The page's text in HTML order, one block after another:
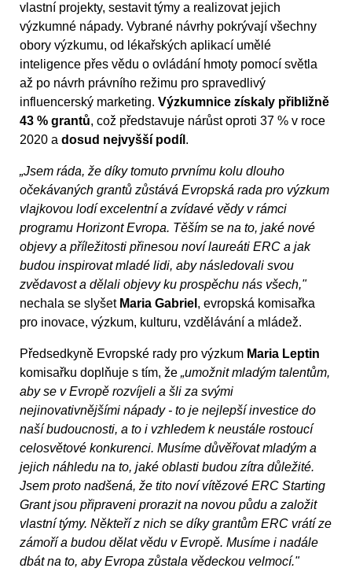
vlastní projekty, sestavit týmy a realizovat jejich
výzkumné nápady. Vybrané návrhy pokrývají všechny
obory výzkumu, od lékařských aplikací umělé
inteligence přes vědu o ovládání hmoty pomocí světla
až po návrh právního režimu pro spravedlivý
influencerský marketing. Výzkumnice získaly přibližně
43 % grantů, což představuje nárůst oproti 37 % v roce
2020 a dosud nejvyšší podíl .
„Jsem ráda, že díky tomuto prvnímu kolu dlouho
očekávaných grantů zůstává Evropská rada pro výzkum
vlajkovou lodí excelentní a zvídavé vědy v rámci
programu Horizont Evropa. Těším se na to, jaké nové
objevy a příležitosti přinesou noví laureáti ERC a jak
budou inspirovat mladé lidi, aby následovali svou
zvědavost a dělali objevy ku prospěchu nás všech,"
nechala se slyšet Maria Gabriel , evropská komisařka
pro inovace, výzkum, kulturu, vzdělávání a mládež.
Předsedkyně Evropské rady pro výzkum Maria Leptin
komisařku doplňuje s tím, že „umožnit mladým talentům,
aby se v Evropě rozvíjeli a šli za svými
nejinovativnějšími nápady - to je nejlepší investice do
naší budoucnosti, a to i vzhledem k neustále rostoucí
celosvětové konkurenci. Musíme důvěřovat mladým a
jejich náhledu na to, jaké oblasti budou zítra důležité.
Jsem proto nadšená, že tito noví vítězové ERC Starting
Grant jsou připraveni prorazit na novou půdu a založit
vlastní týmy. Někteří z nich se díky grantům ERC vrátí ze
zámoří a budou dělat vědu v Evropě. Musíme i nadále
dbát na to, aby Evropa zůstala vědeckou velmocí."